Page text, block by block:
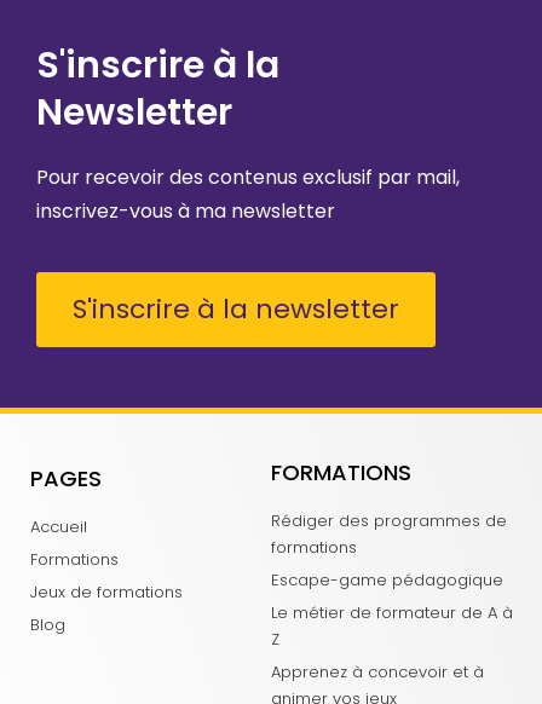
S'inscrire à la
Newsletter
Pour recevoir des contenus exclusif par mail,
inscrivez-vous à ma newsletter
S'inscrire à la newsletter
PAGES
Accueil
Formations
Jeux de formations
Blog
FORMATIONS
Rédiger des programmes de
formations
Escape-game pédagogique
Le métier de formateur de A à
Z
Apprenez à concevoir et à
animer vos jeux